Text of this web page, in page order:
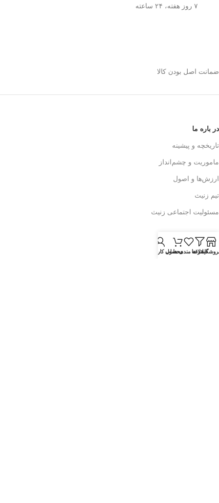
۷ روز هفته، ۲۴ ساعته
ضمانت اصل بودن کالا
در باره ما
تاریخچه و پیشینه
ماموریت و چشم‌انداز
ارزش‌ها و اصول
تیم زنیث
مسئولیت اجتماعی زنیث
تماس با ما
اطلاعات تماس
فیلتر ها
علاقه مندی ها
محصول
حساب کاربری من